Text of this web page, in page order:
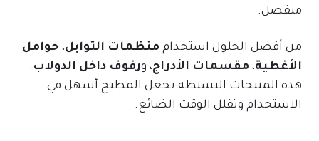
منفصل.
من أفضل الحلول استخدام منظمات التوابل، حوامل
الأغطية، مقسمات الأدراج، ورفوف داخل الدولاب .
هذه المنتجات البسيطة تجعل المطبخ أسهل في
الاستخدام وتقلل الوقت الضائع.